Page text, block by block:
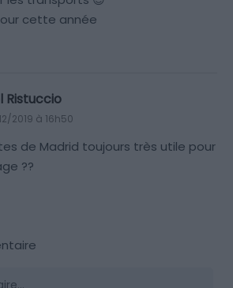
cette année
Ristuccio
2019 à 16h50
de Madrid toujours très utile pour
??